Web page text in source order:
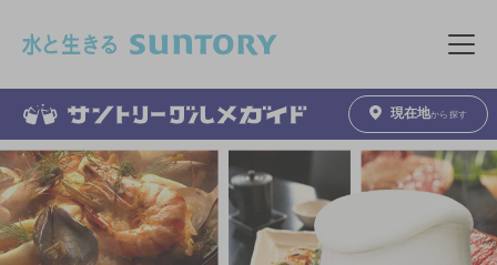
メニュ
現在地から探す